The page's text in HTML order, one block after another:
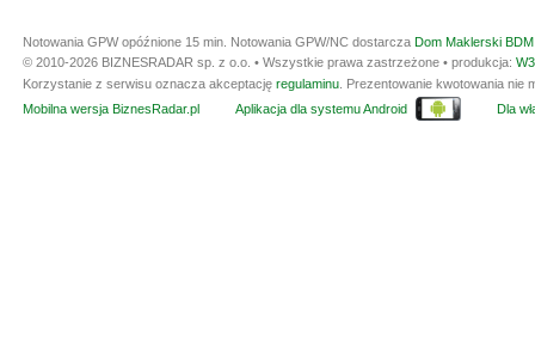
Notowania GPW opóźnione 15 min. Notowania GPW/NC dostarcza Dom Maklerski
© 2010-2026 BIZNESRADAR sp. z o.o. • Wszystkie prawa zastrzeżone • produkcja:
Korzystanie z serwisu oznacza akceptację regulaminu . Prezentowanie kwotowania
Mobilna wersja BiznesRadar.pl
Aplikacja dla systemu Android Dla